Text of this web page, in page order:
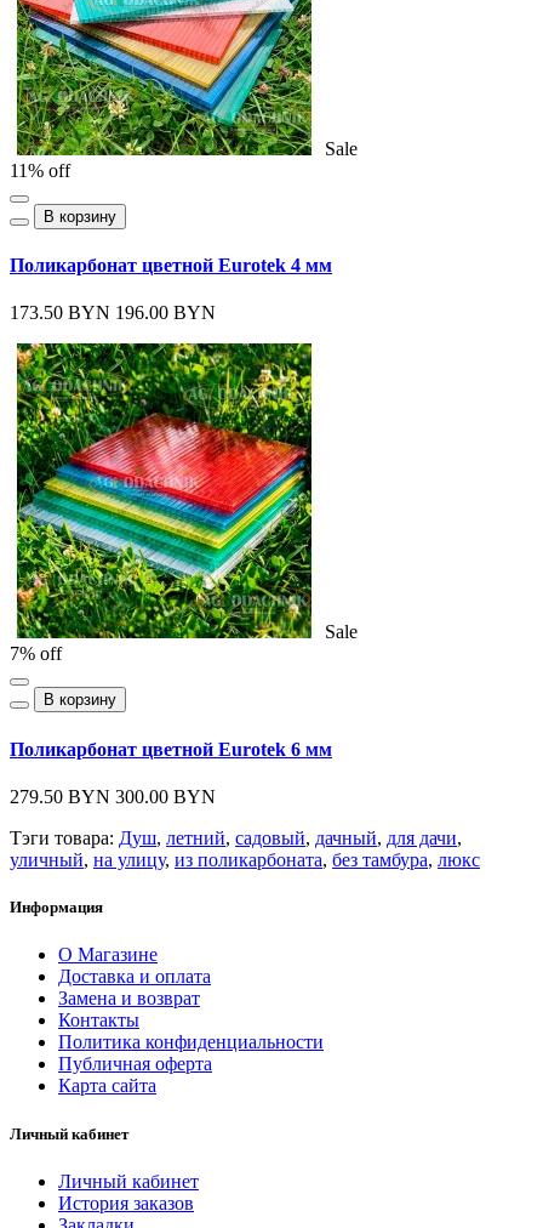
Sale
11% off
В корзину
Поликарбонат цветной Eurotek 4 мм
173.50 BYN 196.00 BYN
Sale
7% off
В корзину
Поликарбонат цветной Eurotek 6 мм
279.50 BYN 300.00 BYN
Тэги товара: Душ, летний, садовый, дачный, для дачи,
уличный, на улицу, из поликарбоната, без тамбура, люкс
Информация
О Магазине
Доставка и оплата
Замена и возврат
Контакты
Политика конфиденциальности
Публичная оферта
Карта сайта
Личный кабинет
Личный кабинет
История заказов